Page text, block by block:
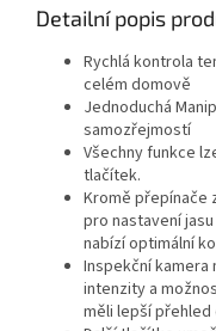
Detailní popis
Rychlá kontrola
celém domově
Jednoduchá
samozřejmostí
Všechny funkce
tlačítek.
Kromě přepínače
pro nastavení
nabízí optimální
Inspekční kamera
intenzity a
měli lepší